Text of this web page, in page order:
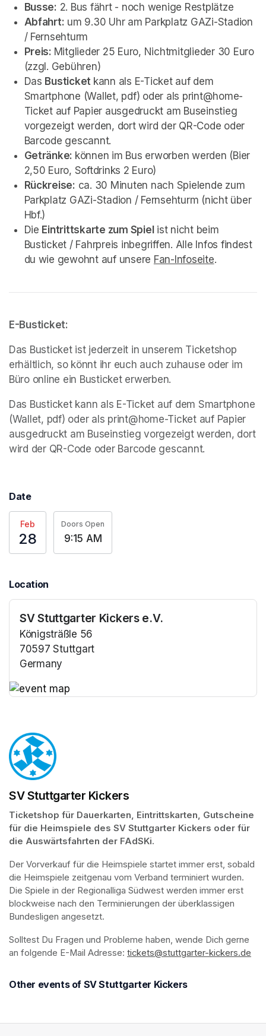
Busse: 2. Bus fährt - noch wenige Restplätze
Abfahrt: um 9.30 Uhr am Parkplatz GAZi-Stadion
/ Fernsehturm
Preis: Mitglieder 25 Euro, Nichtmitglieder 30 Euro
(zzgl. Gebühren)
Das Busticket kann als E-Ticket auf dem
Smartphone (Wallet, pdf) oder als print@home-
Ticket auf Papier ausgedruckt am Buseinstieg
vorgezeigt werden, dort wird der QR-Code oder
Barcode gescannt.
Getränke: können im Bus erworben werden (Bier
2,50 Euro, Softdrinks 2 Euro)
Rückreise: ca. 30 Minuten nach Spielende zum
Parkplatz GAZi-Stadion / Fernsehturm (nicht über
Hbf.)
Die Eintrittskarte zum Spiel ist nicht beim
Busticket / Fahrpreis inbegriffen. Alle Infos findest
du wie gewohnt auf unsere Fan-Infoseite(opens in
.
E-Busticket:
Das Busticket ist jederzeit in unserem Ticketshop
erhältlich, so könnt ihr euch auch zuhause oder im
Büro online ein Busticket erwerben.
Das Busticket kann als E-Ticket auf dem Smartphone
(Wallet, pdf) oder als print@home-Ticket auf Papier
ausgedruckt am Buseinstieg vorgezeigt werden, dort
wird der QR-Code oder Barcode gescannt.
Date
Feb
28
Doors Open
9:15 AM
Location
SV Stuttgarter Kickers e.V.
Königsträßle 56
70597 Stuttgart
Germany
SV Stuttgarter Kickers
Ticketshop für Dauerkarten, Eintrittskarten, Gutscheine
für die Heimspiele des SV Stuttgarter Kickers oder für
die Auswärtsfahrten der FAdSKi.
Der Vorverkauf für die Heimspiele startet immer erst, sobald
die Heimspiele zeitgenau vom Verband terminiert wurden.
Die Spiele in der Regionalliga Südwest werden immer erst
blockweise nach den Terminierungen der überklassigen
Bundesligen angesetzt.
Solltest Du Fragen und Probleme haben, wende Dich gerne
an folgende E-Mail Adresse: tickets@stuttgarter-kickers.de
Other events of SV Stuttgarter Kickers